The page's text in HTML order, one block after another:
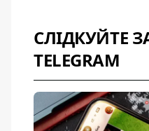
СЛІДКУЙТЕ
TELEGRAM